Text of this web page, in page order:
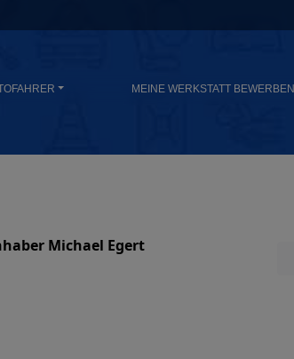
MEINE WERKSTATT BEWERBEN
Michael Egert